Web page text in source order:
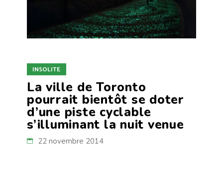
INSOLITE
La ville de Toronto
pourrait bientôt se doter
d’une piste cyclable
s’illuminant la nuit venue
22 novembre 2014